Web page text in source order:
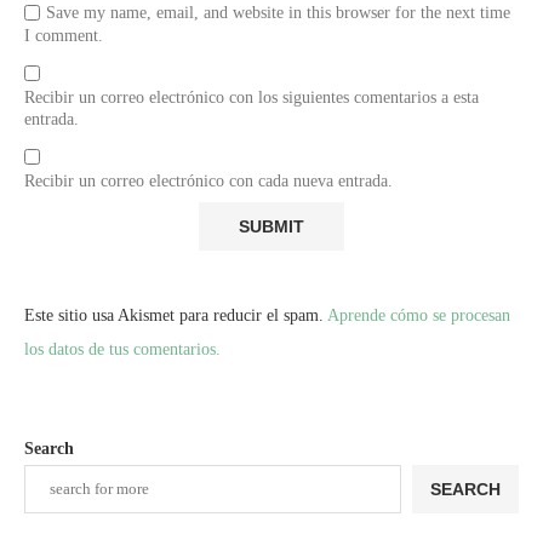
Save my name, email, and website in this browser for the next time
I comment.
Recibir un correo electrónico con los siguientes comentarios a esta
entrada.
Recibir un correo electrónico con cada nueva entrada.
Este sitio usa Akismet para reducir el spam. Aprende cómo se procesan
los datos de tus comentarios.
Search
SEARCH